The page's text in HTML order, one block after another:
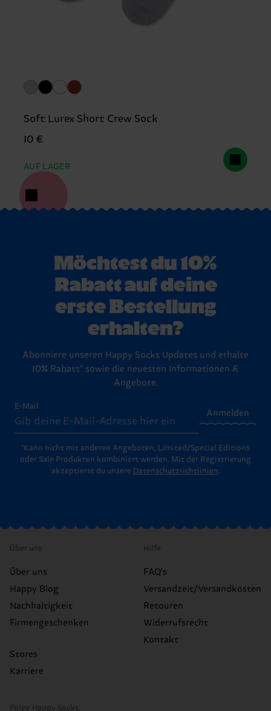
Soft Lurex Short Crew Sock
10 €
AUF LAGER
Möchtest du 10%
Rabatt auf deine
erste Bestellung
erhalten?
Abonniere unseren Happy Socks Updates und erhalte
10% Rabatt* sowie die neuesten Informationen &
Angebote.
E-Mail
Anmelden
*Kann nicht mit anderen Angeboten, Limited/Special Editions
oder Sale Produkten kombiniert werden. Mit der Registrierung
akzeptierst du unsere Datenschutzrichtlinien.
Über uns
Über uns
Happy Blog
Nachhaltigkeit
Firmengeschenken
Stores
Karriere
Hilfe
FAQ's
Versandzeit/Versandkosten
Retouren
Widerrufsrecht
Kontakt
Folge Happy Socks